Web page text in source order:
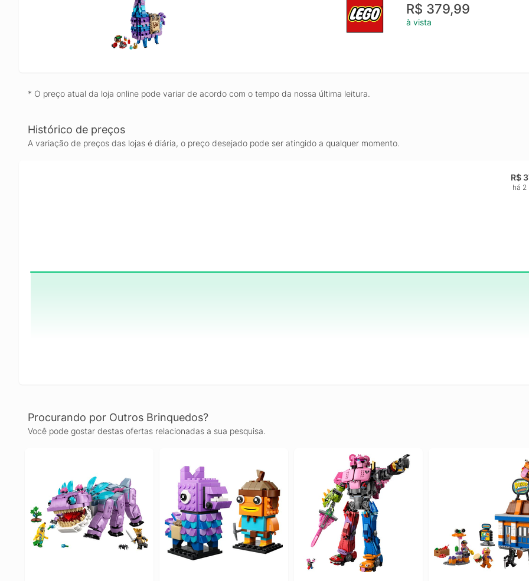
R$ 379,99
à vista
* O preço atual da loja online pode variar de acordo com o tempo da nossa última leitura.
Histórico de preços
A variação de preços das lojas é diária, o preço desejado pode ser atingido a qualquer momento.
R$
há 2
Procurando por Outros Brinquedos?
Você pode gostar destas ofertas relacionadas a sua pesquisa.